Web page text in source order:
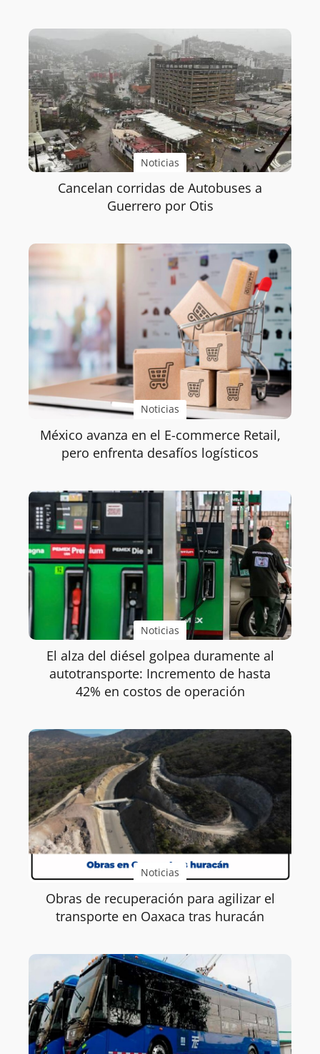
Noticias
Cancelan corridas de Autobuses a
Guerrero por Otis
Noticias
México avanza en el E-commerce Retail,
pero enfrenta desafíos logísticos
Noticias
El alza del diésel golpea duramente al
autotransporte: Incremento de hasta
42% en costos de operación
Noticias
Obras de recuperación para agilizar el
transporte en Oaxaca tras huracán